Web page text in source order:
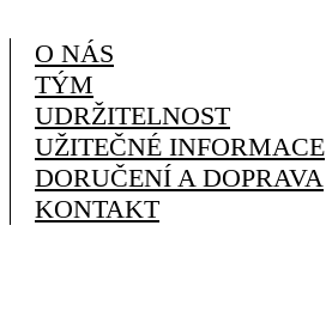
O NÁS
TÝM
UDRŽITELNOST
UŽITEČNÉ INFORMACE
DORUČENÍ A DOPRAVA
KONTAKT